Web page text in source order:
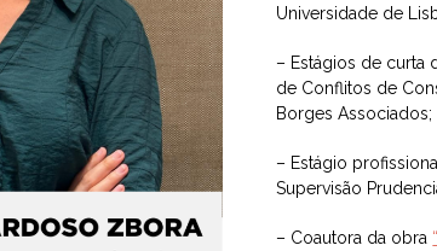
Universidade de
– Estágios de curta
de Conflitos de
Borges Associados;
– Estágio
Supervisão
– Coautora da obra